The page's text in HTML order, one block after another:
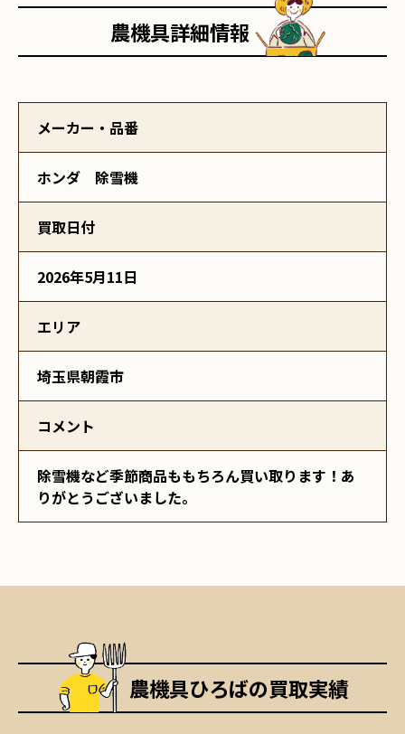
農機具詳細情報
メーカー・品番
ホンダ 除雪機
買取日付
2026年5月11日
エリア
埼玉県朝霞市
コメント
除雪機など季節商品ももちろん買い取ります！あ
りがとうございました。
農機具ひろばの買取実績